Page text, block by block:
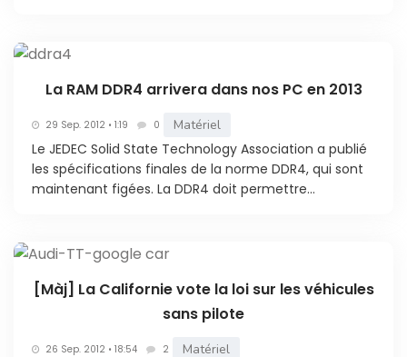
La RAM DDR4 arrivera dans nos PC en 2013
29 Sep. 2012 • 1:19 0 Matériel
Le JEDEC Solid State Technology Association a publié
les spécifications finales de la norme DDR4, qui sont
maintenant figées. La DDR4 doit permettre...
[Màj] La Californie vote la loi sur les véhicules
sans pilote
26 Sep. 2012 • 18:54 2 Matériel